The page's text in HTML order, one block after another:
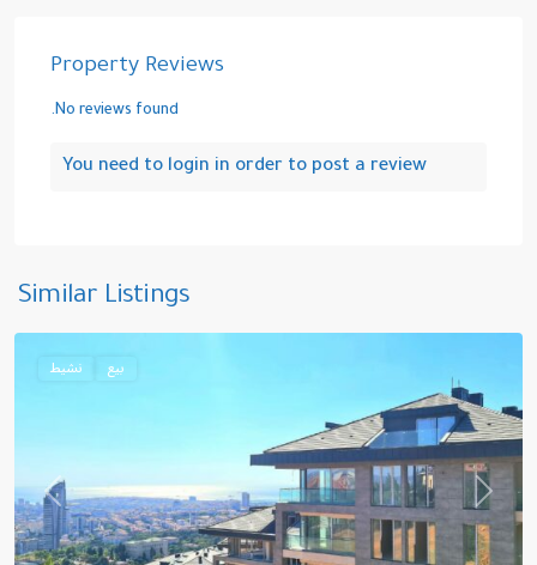
Property Reviews
No reviews found.
You need to login in order to post a review
Similar Listings
Next
بيع نشيط